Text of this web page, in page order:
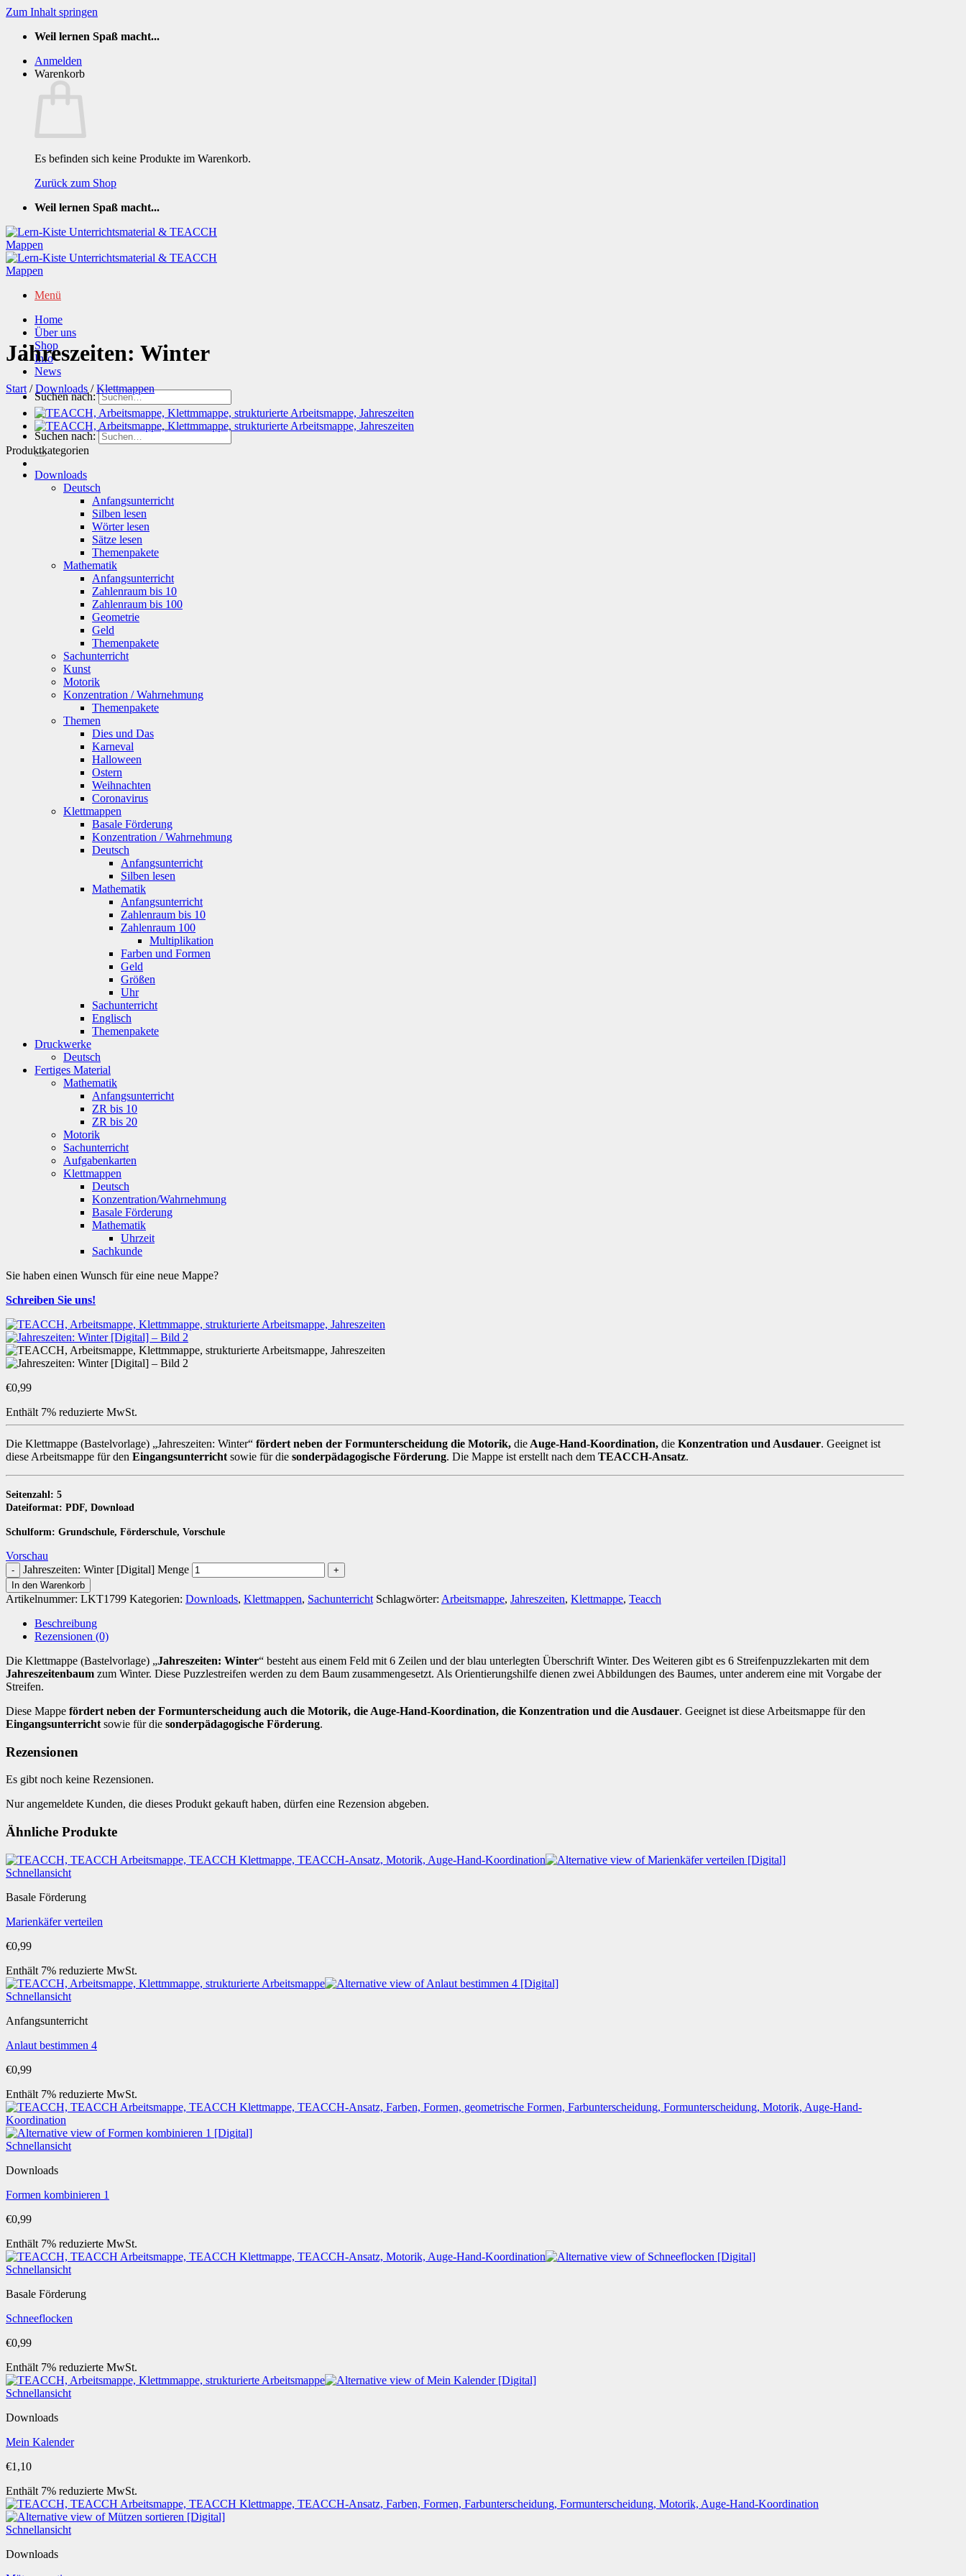
Zum Inhalt springen
Weil lernen Spaß macht...
Anmelden
Warenkorb
Es befinden sich keine Produkte im Warenkorb.
Zurück zum Shop
Weil lernen Spaß macht...
Menü
Home
Über uns
Shop
Info
News
Suchen nach:
Suchen nach:
Jahreszeiten: Winter
Start / Downloads / Klettmappen
Produktkategorien
Downloads
Deutsch
Anfangsunterricht
Silben lesen
Wörter lesen
Sätze lesen
Themenpakete
Mathematik
Anfangsunterricht
Zahlenraum bis 10
Zahlenraum bis 100
Geometrie
Geld
Themenpakete
Sachunterricht
Kunst
Motorik
Konzentration / Wahrnehmung
Themenpakete
Themen
Dies und Das
Karneval
Halloween
Ostern
Weihnachten
Coronavirus
Klettmappen
Basale Förderung
Konzentration / Wahrnehmung
Deutsch
Anfangsunterricht
Silben lesen
Mathematik
Anfangsunterricht
Zahlenraum bis 10
Zahlenraum 100
Multiplikation
Farben und Formen
Geld
Größen
Uhr
Sachunterricht
Englisch
Themenpakete
Druckwerke
Deutsch
Fertiges Material
Mathematik
Anfangsunterricht
ZR bis 10
ZR bis 20
Motorik
Sachunterricht
Aufgabenkarten
Klettmappen
Deutsch
Konzentration/Wahrnehmung
Basale Förderung
Mathematik
Uhrzeit
Sachkunde
Sie haben einen Wunsch für eine neue Mappe?
Schreiben Sie uns!
€0,99
Enthält 7% reduzierte MwSt.
Die Klettmappe (Bastelvorlage) „Jahreszeiten: Winter“ fördert neben der Formunterscheidung die Motorik, die Auge-Hand-Koordination, die Konzentration und Ausdauer. Geeignet ist
diese Arbeitsmappe für den Eingangsunterricht sowie für die sonderpädagogische Förderung. Die Mappe ist erstellt nach dem TEACCH-Ansatz.
Seitenzahl: 5
Dateiformat: PDF, Download
Schulform: Grundschule, Förderschule, Vorschule
Vorschau
Jahreszeiten: Winter [Digital] Menge
In den Warenkorb
Artikelnummer: LKT1799 Kategorien: Downloads, Klettmappen, Sachunterricht Schlagwörter: Arbeitsmappe, Jahreszeiten, Klettmappe, Teacch
Beschreibung
Rezensionen (0)
Die Klettmappe (Bastelvorlage) „Jahreszeiten: Winter“ besteht aus einem Feld mit 6 Zeilen und der blau unterlegten Überschrift Winter. Des Weiteren gibt es 6 Streifenpuzzlekarten mit dem
Jahreszeitenbaum zum Winter. Diese Puzzlestreifen werden zu dem Baum zusammengesetzt. Als Orientierungshilfe dienen zwei Abbildungen des Baumes, unter anderem eine mit Vorgabe der
Streifen.
Diese Mappe fördert neben der Formunterscheidung auch die Motorik, die Auge-Hand-Koordination, die Konzentration und die Ausdauer. Geeignet ist diese Arbeitsmappe für den
Eingangsunterricht sowie für die sonderpädagogische Förderung.
Rezensionen
Es gibt noch keine Rezensionen.
Nur angemeldete Kunden, die dieses Produkt gekauft haben, dürfen eine Rezension abgeben.
Ähnliche Produkte
Schnellansicht
Basale Förderung
Marienkäfer verteilen
€0,99
Enthält 7% reduzierte MwSt.
Schnellansicht
Anfangsunterricht
Anlaut bestimmen 4
€0,99
Enthält 7% reduzierte MwSt.
Schnellansicht
Downloads
Formen kombinieren 1
€0,99
Enthält 7% reduzierte MwSt.
Schnellansicht
Basale Förderung
Schneeflocken
€0,99
Enthält 7% reduzierte MwSt.
Schnellansicht
Downloads
Mein Kalender
€1,10
Enthält 7% reduzierte MwSt.
Schnellansicht
Downloads